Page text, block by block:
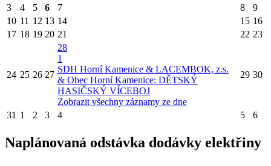
3
4 5 6 7 8
9
10 11 12 13 14 15 16
17 18 19 20 21 22 23
24 25 26 27
28
1
SDH Horní Kamenice & LACEMBOK, z.s.
& Obec Horní Kamenice: DĚTSKÝ
HASIČSKÝ VÍCEBOJ
Zobrazit všechny záznamy ze dne
29 30
31 1 2 3 4 5 6
Naplánovaná odstávka dodávky elektřiny